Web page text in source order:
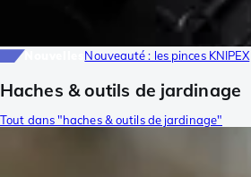
Nouveauté : les pinces KNIPEX
Haches & outils de jardinage
Tout dans "haches & outils de jardinage"